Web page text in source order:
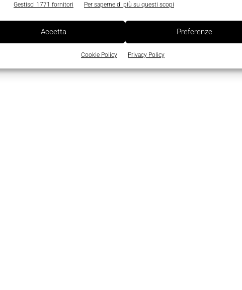
Gestisci 1771 fornitori Per saperne di più su questi scopi
Accetta Preferenze
Cookie Policy Privacy Policy